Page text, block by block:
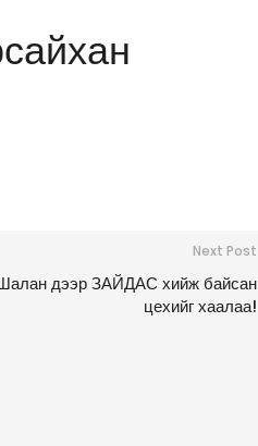
Next Post
дээр ЗАЙДАС хийж байсан
цехийг хаалаа!